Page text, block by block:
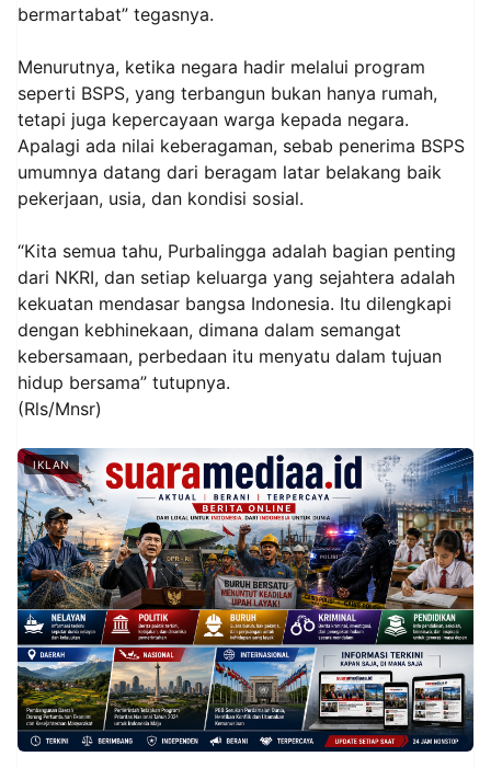
bermartabat” tegasnya.
Menurutnya, ketika negara hadir melalui program
seperti BSPS, yang terbangun bukan hanya rumah,
tetapi juga kepercayaan warga kepada negara.
Apalagi ada nilai keberagaman, sebab penerima BSPS
umumnya datang dari beragam latar belakang baik
pekerjaan, usia, dan kondisi sosial.
“Kita semua tahu, Purbalingga adalah bagian penting
dari NKRI, dan setiap keluarga yang sejahtera adalah
kekuatan mendasar bangsa Indonesia. Itu dilengkapi
dengan kebhinekaan, dimana dalam semangat
kebersamaan, perbedaan itu menyatu dalam tujuan
hidup bersama” tutupnya.
(Rls/Mnsr)
IKLAN